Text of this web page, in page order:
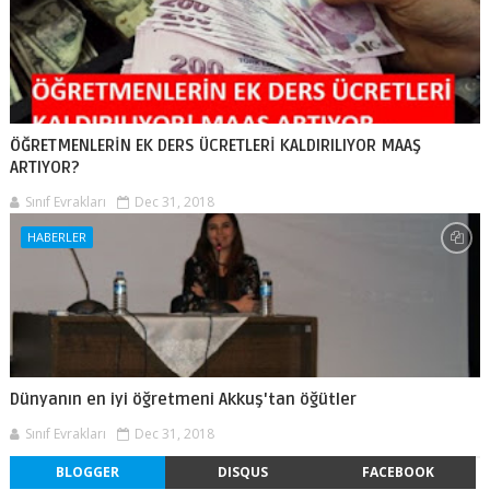
ÖĞRETMENLERİN EK DERS ÜCRETLERİ KALDIRILIYOR MAAŞ
ARTIYOR?
Sınıf Evrakları Dec 31, 2018
HABERLER
Dünyanın en iyi öğretmeni Akkuş'tan öğütler
Sınıf Evrakları Dec 31, 2018
BLOGGER DISQUS FACEBOOK